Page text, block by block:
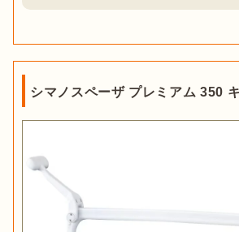
シマノスペーザ プレミアム 350